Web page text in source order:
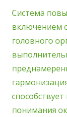
Система
включением
головного
понимания